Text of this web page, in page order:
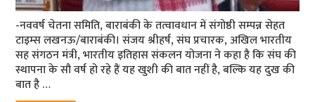
-नववर्ष चेतना समिति, बाराबंकी के तत्वावधान में संगोष्ठी सम्पन्न सेहत
टाइम्स लखनऊ/बाराबंकी। संजय श्रीहर्ष, संघ प्रचारक, अखिल भारतीय
सह संगठन मंत्री, भारतीय इतिहास संकलन योजना ने कहा है कि संघ की
स्थापना के सौ वर्ष हो रहे हैं यह खुशी की बात नहीं है, बल्कि यह दुख की
बात है …